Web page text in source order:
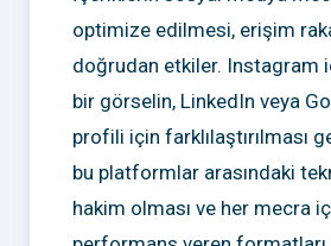
optimize edilmesi, erişim
doğrudan etkiler. Instagram
bir görselin, LinkedIn veya
profili için farklılaştırılması
bu platformlar arasındaki
hakim olması ve her mecra